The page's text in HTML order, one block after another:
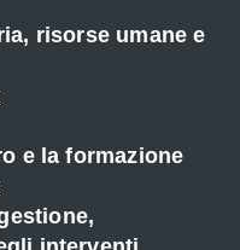
risorse umane e
e la formazione